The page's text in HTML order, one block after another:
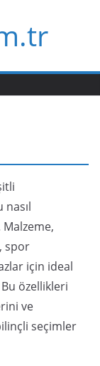
spor
için ideal
özellikleri
ve
seçimler